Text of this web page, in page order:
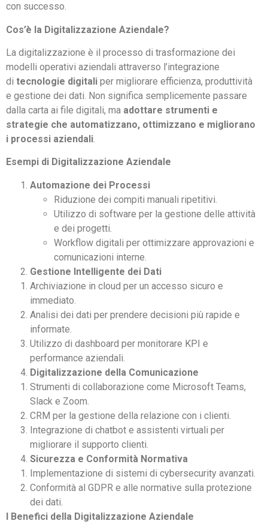
con successo.
Cos’è la Digitalizzazione Aziendale?
La digitalizzazione è il processo di trasformazione dei
modelli operativi aziendali attraverso l’integrazione
di tecnologie digitali per migliorare efficienza, produttività
e gestione dei dati. Non significa semplicemente passare
dalla carta ai file digitali, ma adottare strumenti e
strategie che automatizzano, ottimizzano e migliorano
i processi aziendali.
Esempi di Digitalizzazione Aziendale
Automazione dei Processi
Riduzione dei compiti manuali ripetitivi.
Utilizzo di software per la gestione delle attività
e dei progetti.
Workflow digitali per ottimizzare approvazioni e
comunicazioni interne.
Gestione Intelligente dei Dati
Archiviazione in cloud per un accesso sicuro e
immediato.
Analisi dei dati per prendere decisioni più rapide e
informate.
Utilizzo di dashboard per monitorare KPI e
performance aziendali.
Digitalizzazione della Comunicazione
Strumenti di collaborazione come Microsoft Teams,
Slack e Zoom.
CRM per la gestione della relazione con i clienti.
Integrazione di chatbot e assistenti virtuali per
migliorare il supporto clienti.
Sicurezza e Conformità Normativa
Implementazione di sistemi di cybersecurity avanzati.
Conformità al GDPR e alle normative sulla protezione
dei dati.
I Benefici della Digitalizzazione Aziendale